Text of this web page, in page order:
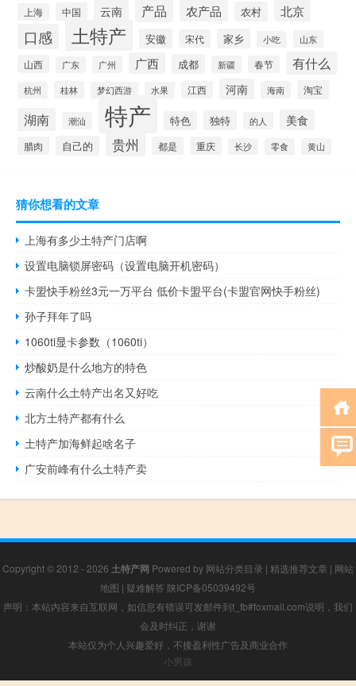
上海 中国 云南 产品 农产品 农村 北京
口感 土特产 安徽 宋代 家乡 小吃 山东
山西 广东 广州 广西 成都 新疆 春节 有什么
杭州 桂林 梦幻西游 水果 江西 河南 海南 淘宝
湖南 潮汕 特产 特色 独特 的人 美食
腊肉 自己的 贵州 都是 重庆 长沙 零食 黄山
猜你想看的文章
上海有多少土特产门店啊
设置电脑锁屏密码（设置电脑开机密码）
卡盟快手粉丝3元一万平台 低价卡盟平台(卡盟官网快手粉丝)
孙子拜年了吗
1060ti显卡参数（1060ti）
炒酸奶是什么地方的特色
云南什么土特产出名又好吃
北方土特产都有什么
土特产加海鲜起啥名子
广安前峰有什么土特产卖
Copyright © 2012 - 2026 土特产网 Powered by 网站分类目录 | 精选推荐文章 | 网站
地图 | 疑难解答 陕ICP备05039492号
声明：本站内容来自互联网，如信息有错误可发邮件到f_fb#foxmail.com说明，我们
会及时纠正，谢谢
本站仅为个人兴趣爱好，不接盈利性广告及商业合作
小男孩